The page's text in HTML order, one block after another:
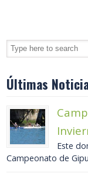
Últimas
Este
Campeonato de